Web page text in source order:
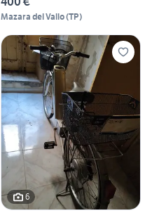
Mazara del Vallo(TP)
6